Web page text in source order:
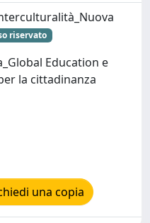
riservato
Education e
la cittadinanza
una copia